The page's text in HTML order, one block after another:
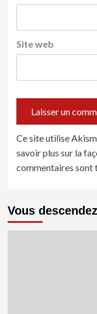
Site web
Ce site utilise
savoir plus sur la
commentaires sont
Vous